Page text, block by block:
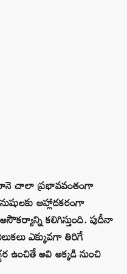
చాలా ప్రభావవంతంగా
ఆహ్లాదకరంగా
కలిగిస్తుంది. పుదీనా
ఎక్కువగా తిరిగే
ఉంచితే అవి అక్కడి నుంచి